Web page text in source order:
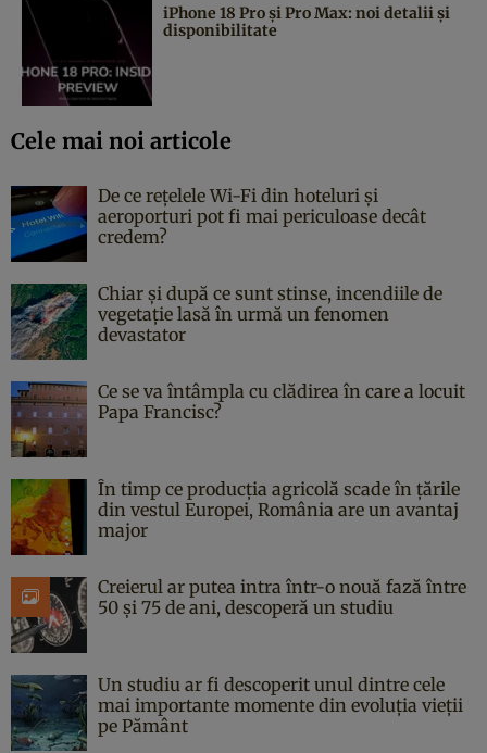
iPhone 18 Pro și Pro Max: noi detalii și
disponibilitate
Cele mai noi articole
De ce rețelele Wi-Fi din hoteluri și
aeroporturi pot fi mai periculoase decât
credem?
Chiar și după ce sunt stinse, incendiile de
vegetație lasă în urmă un fenomen
devastator
Ce se va întâmpla cu clădirea în care a locuit
Papa Francisc?
În timp ce producția agricolă scade în țările
din vestul Europei, România are un avantaj
major
Creierul ar putea intra într-o nouă fază între
50 și 75 de ani, descoperă un studiu
Un studiu ar fi descoperit unul dintre cele
mai importante momente din evoluția vieții
pe Pământ